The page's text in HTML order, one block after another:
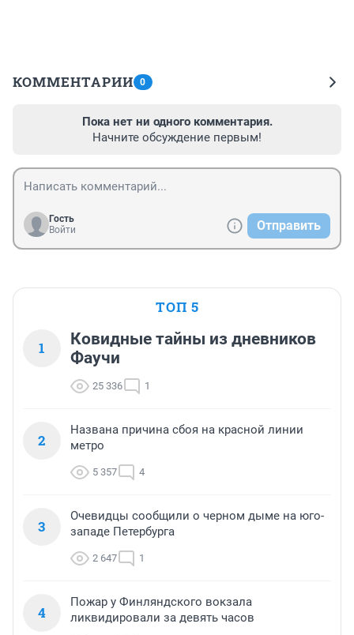
КОММЕНТАРИИ 0
Пока нет ни одного комментария.
Начните обсуждение первым!
Гость
Войти
Отправить
ТОП 5
1
Ковидные тайны из дневников
Фаучи
25 336 1
2
Названа причина сбоя на красной линии
метро
5 357 4
3
Очевидцы сообщили о черном дыме на юго-
западе Петербурга
2 647 1
4
Пожар у Финляндского вокзала
ликвидировали за девять часов